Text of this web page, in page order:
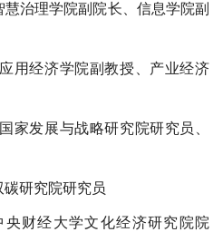
治理学院副院长、信息学院副
用经济学院副教授、产业经济
家发展与战略研究院研究员、
研究院研究员
财经大学文化经济研究院院